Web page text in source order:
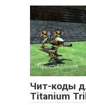
Прохождения
Чит-коды
Titanium